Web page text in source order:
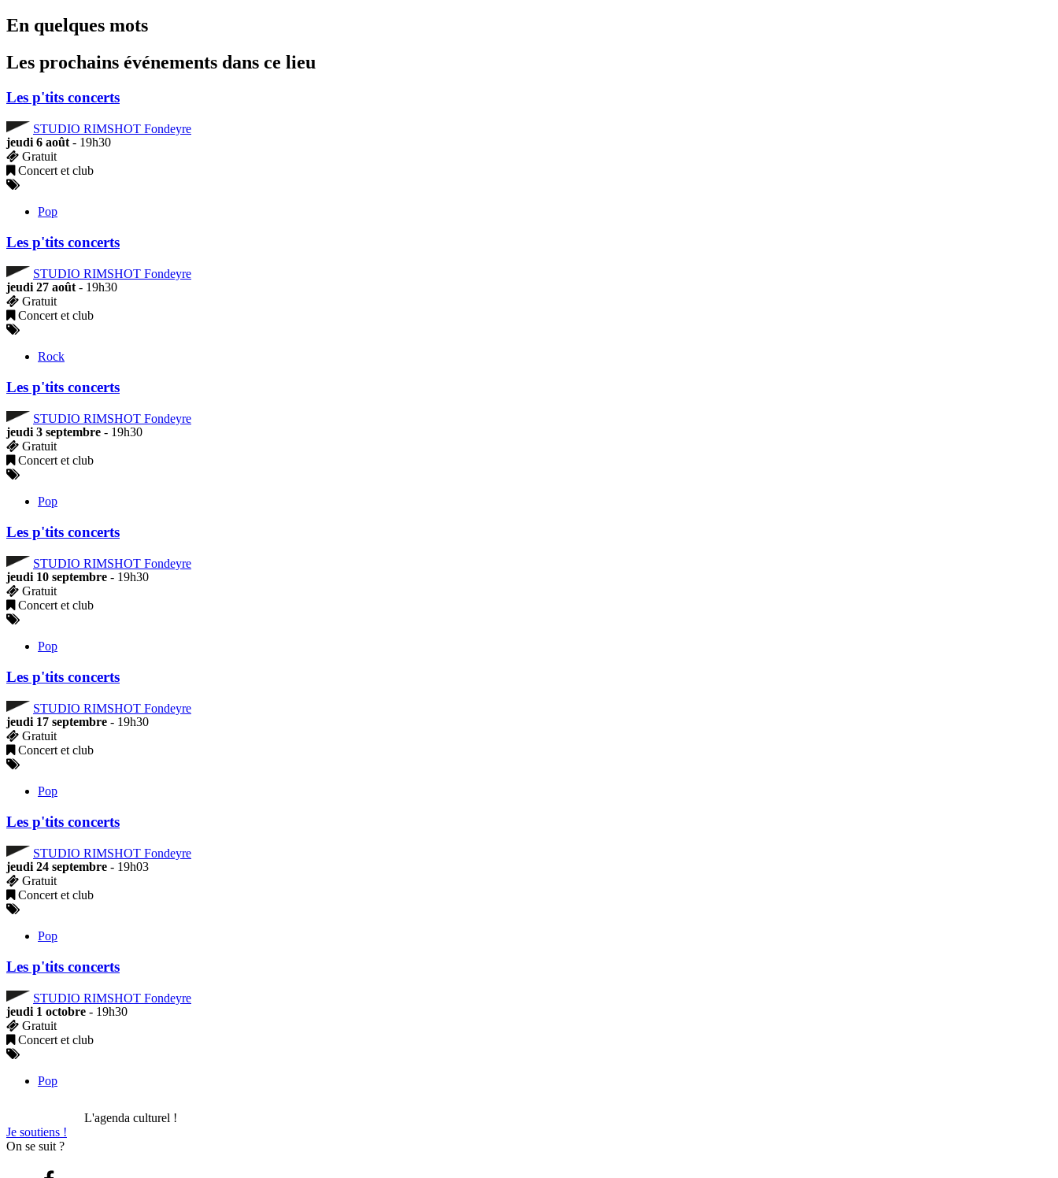
En quelques mots
Les prochains événements dans ce lieu
Les p'tits concerts
STUDIO RIMSHOT Fondeyre
jeudi 6 août- 19h30
Gratuit
Concert et club
Pop
Les p'tits concerts
STUDIO RIMSHOT Fondeyre
jeudi 27 août- 19h30
Gratuit
Concert et club
Rock
Les p'tits concerts
STUDIO RIMSHOT Fondeyre
jeudi 3 septembre - 19h30
Gratuit
Concert et club
Pop
Les p'tits concerts
STUDIO RIMSHOT Fondeyre
jeudi 10 septembre - 19h30
Gratuit
Concert et club
Pop
Les p'tits concerts
STUDIO RIMSHOT Fondeyre
jeudi 17 septembre - 19h30
Gratuit
Concert et club
Pop
Les p'tits concerts
STUDIO RIMSHOT Fondeyre
jeudi 24 septembre - 19h03
Gratuit
Concert et club
Pop
Les p'tits concerts
STUDIO RIMSHOT Fondeyre
jeudi 1 octobre - 19h30
Gratuit
Concert et club
Pop
L'agenda culturel !
Je soutiens !
On se suit ?